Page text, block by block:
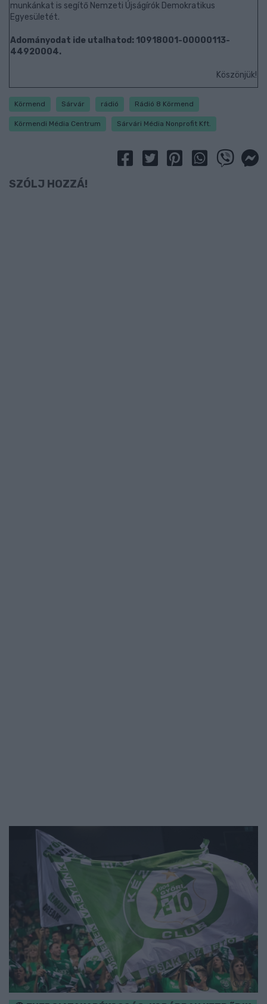
munkánkat is segítő Nemzeti Újságírók Demokratikus
Egyesületét.
Adományodat ide utalhatod: 10918001-00000113-
44920004.
Köszönjük!
Körmend Sárvár rádió Rádió 8 Körmend
Körmendi Média Centrum Sárvári Média Nonprofit Kft.
SZÓLJ HOZZÁ!